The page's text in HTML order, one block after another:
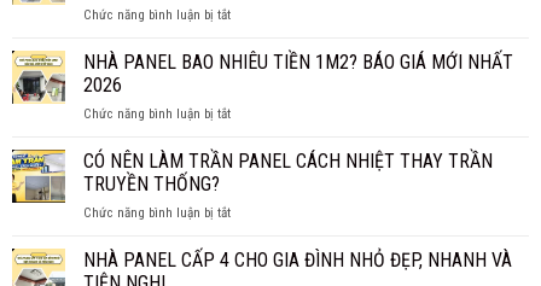
CÓ
SỰ
HIỆU
Chức năng bình luận bị tắtở
PANEL
GIÁ
NHIÊU
GIÁ
TIẾT
NHÀ PANEL BAO NHIÊU TIỀN 1M2? BÁO GIÁ MỚI NHẤT
2026
Chức năng bình luận bị tắtở
PANEL
TIỀN
BÁO
CÓ NÊN LÀM TRẦN PANEL CÁCH NHIỆT THAY TRẦN
TRUYỀN THỐNG?
Chức năng bình luận bị tắtở
NÊN
NHÀ PANEL CẤP 4 CHO GIA ĐÌNH NHỎ ĐẸP, NHANH VÀ